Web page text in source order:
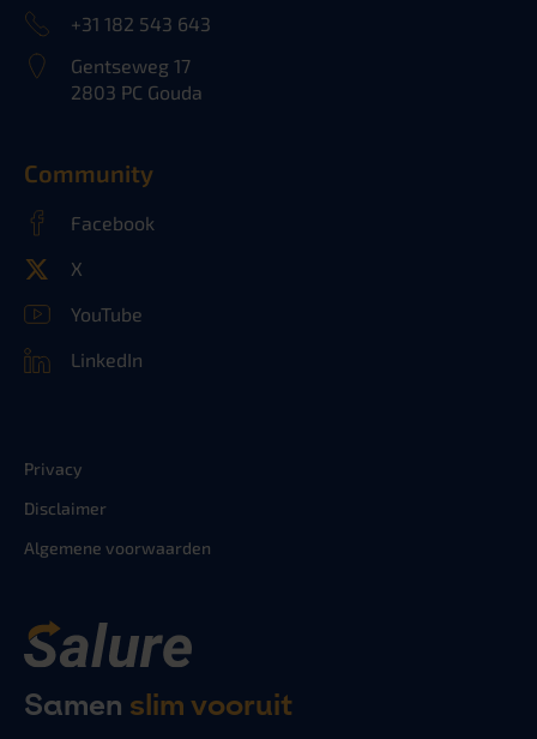
+31 182 543 643
Gentseweg 17
2803 PC Gouda
Community
Facebook
X
YouTube
LinkedIn
Privacy
Disclaimer
Algemene voorwaarden
Samen slim vooruit